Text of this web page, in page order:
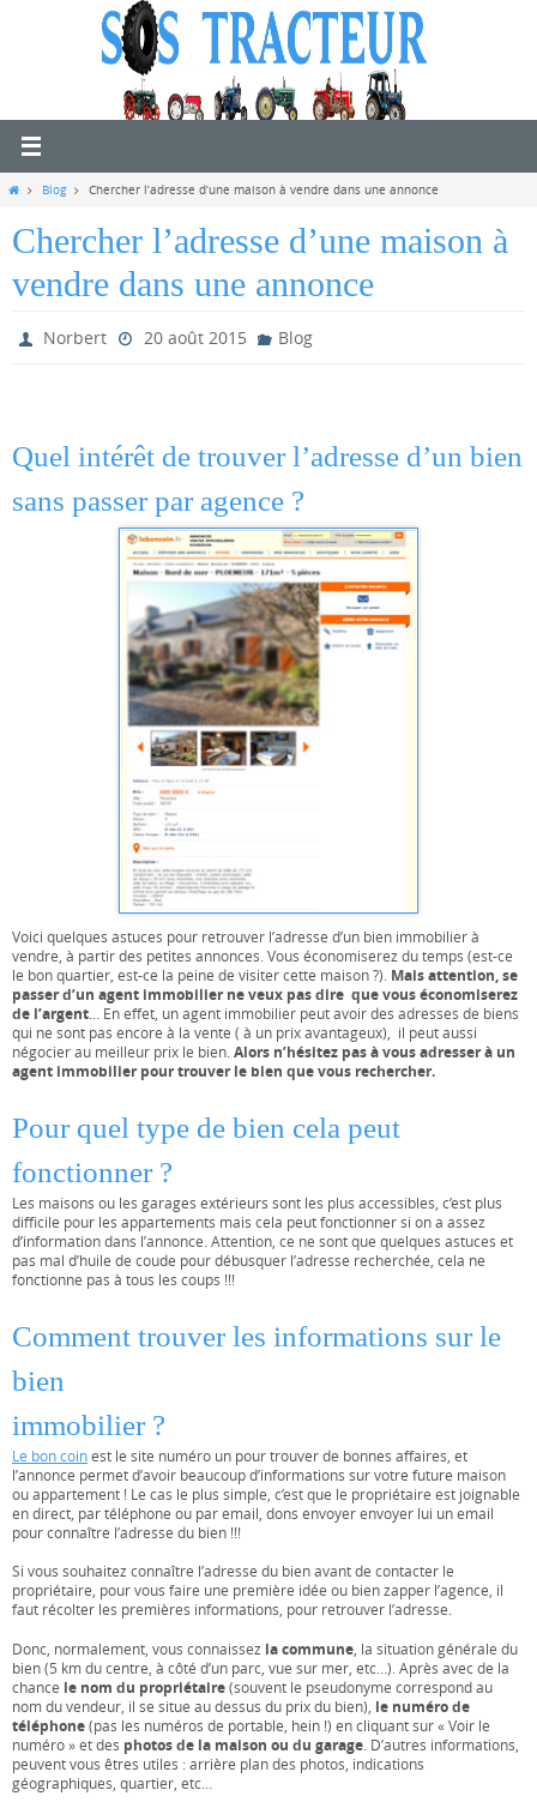
HomeBlog Chercher l’adresse d’une maison à vendre dans une annonce
Chercher l’adresse d’une maison à
vendre dans une annonce
Norbert 20 août 2015 Blog
Quel intérêt de trouver l’adresse d’un bien
sans passer par agence ?
Voici quelques astuces pour retrouver l’adresse d’un bien immobilier à
vendre, à partir des petites annonces. Vous économiserez du temps (est-ce
le bon quartier, est-ce la peine de visiter cette maison ?). Mais attention, se
passer d’un agent immobilier ne veux pas dire que vous économiserez
de l’argent … En effet, un agent immobilier peut avoir des adresses de biens
qui ne sont pas encore à la vente ( à un prix avantageux), il peut aussi
négocier au meilleur prix le bien. Alors n’hésitez pas à vous adresser à un
agent immobilier pour trouver le bien que vous rechercher.
Pour quel type de bien cela peut
fonctionner ?
Les maisons ou les garages extérieurs sont les plus accessibles, c’est plus
difficile pour les appartements mais cela peut fonctionner si on a assez
d’information dans l’annonce. Attention, ce ne sont que quelques astuces et
pas mal d’huile de coude pour débusquer l’adresse recherchée, cela ne
fonctionne pas à tous les coups !!!
Comment trouver les informations sur le
bien
immobilier ?
Le bon coin est le site numéro un pour trouver de bonnes affaires, et
l’annonce permet d’avoir beaucoup d’informations sur votre future maison
ou appartement ! Le cas le plus simple, c’est que le propriétaire est joignable
en direct, par téléphone ou par email, dons envoyer envoyer lui un email
pour connaître l’adresse du bien !!!
Si vous souhaitez connaître l’adresse du bien avant de contacter le
propriétaire, pour vous faire une première idée ou bien zapper l’agence, il
faut récolter les premières informations, pour retrouver l’adresse.
Donc, normalement, vous connaissez la commune, la situation générale du
bien (5 km du centre, à côté d’un parc, vue sur mer, etc…). Après avec de la
chance le nom du propriétaire (souvent le pseudonyme correspond au
nom du vendeur, il se situe au dessus du prix du bien), le numéro de
téléphone (pas les numéros de portable, hein !) en cliquant sur « Voir le
numéro » et des photos de la maison ou du garage. D’autres informations,
peuvent vous êtres utiles : arrière plan des photos, indications
géographiques, quartier, etc…